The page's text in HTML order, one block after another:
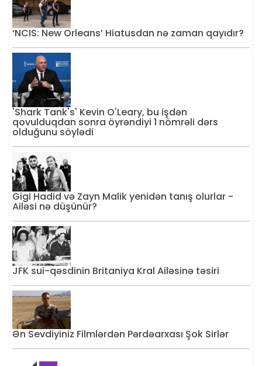
‘NCIS: New Orleans’ Hiatusdan nə zaman qayıdır?
'Shark Tank's' Kevin O'Leary, bu işdən
qovulduqdan sonra öyrəndiyi 1 nömrəli dərs
olduğunu söylədi
Gigi Hadid və Zayn Malik yenidən tanış olurlar -
Ailəsi nə düşünür?
JFK sui-qəsdinin Britaniya Kral Ailəsinə təsiri
Ən Sevdiyiniz Filmlərdən Pərdəarxası Şok Sirlər